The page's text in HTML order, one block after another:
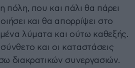
πόλη, που και πάλι θα πάρει
και θα απορρίψει στο
λύματα και ούτω καθεξής.
και οι καταστάσεις
διακρατικών συνεργασιών.